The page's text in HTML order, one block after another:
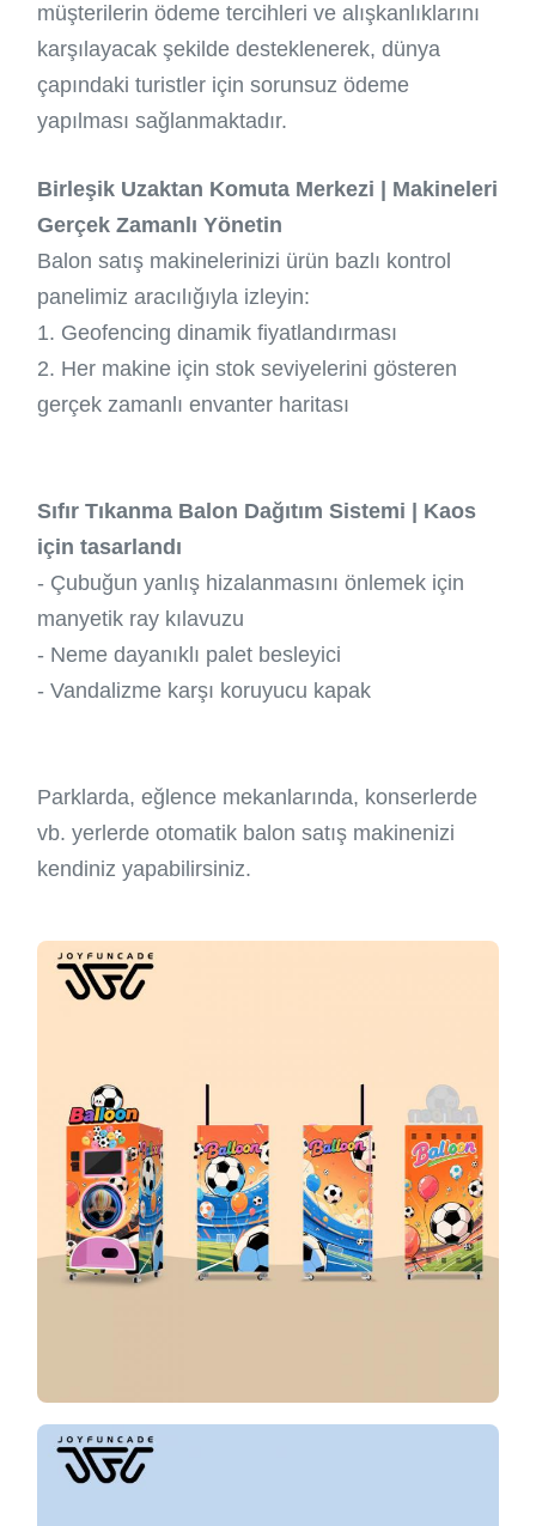
müşterilerin ödeme tercihleri ​​ve alışkanlıklarını
karşılayacak şekilde desteklenerek, dünya
çapındaki turistler için sorunsuz ödeme
yapılması sağlanmaktadır.
Birleşik Uzaktan Komuta Merkezi | Makineleri
Gerçek Zamanlı Yönetin
Balon satış makinelerinizi ürün bazlı kontrol
panelimiz aracılığıyla izleyin:
1. Geofencing dinamik fiyatlandırması
2. Her makine için stok seviyelerini gösteren
gerçek zamanlı envanter haritası
Sıfır Tıkanma Balon Dağıtım Sistemi | Kaos
için tasarlandı
- Çubuğun yanlış hizalanmasını önlemek için
manyetik ray kılavuzu
- Neme dayanıklı palet besleyici
- Vandalizme karşı koruyucu kapak
Parklarda, eğlence mekanlarında, konserlerde
vb. yerlerde otomatik balon satış makinenizi
kendiniz yapabilirsiniz.